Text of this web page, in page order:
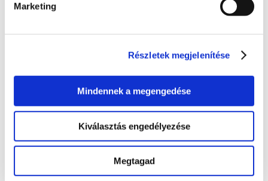
Marketing
Részletek megjelenítése
Mindennek a megengedése
Kiválasztás engedélyezése
Megtagad
Polgári jog
ARCHÍVUM
AZ ÜGYVÉDI TÁRSULÁS